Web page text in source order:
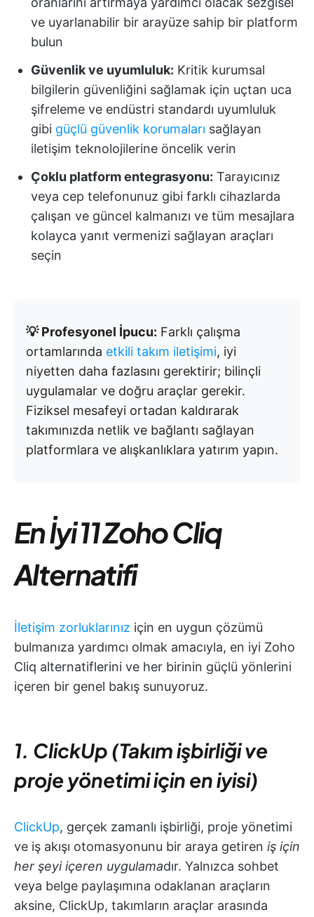
ve uyarlanabilir bir arayüze sahip bir platform
bulun
Güvenlik ve uyumluluk: Kritik kurumsal
bilgilerin güvenliğini sağlamak için uçtan uca
şifreleme ve endüstri standardı uyumluluk
gibi güçlü güvenlik korumaları sağlayan
iletişim teknolojilerine öncelik verin
Çoklu platform entegrasyonu: Tarayıcınız
veya cep telefonunuz gibi farklı cihazlarda
çalışan ve güncel kalmanızı ve tüm mesajlara
kolayca yanıt vermenizi sağlayan araçları
seçin
💡 Profesyonel İpucu: Farklı çalışma
ortamlarında etkili takım iletişimi, iyi
niyetten daha fazlasını gerektirir; bilinçli
uygulamalar ve doğru araçlar gerekir.
Fiziksel mesafeyi ortadan kaldırarak
takımınızda netlik ve bağlantı sağlayan
platformlara ve alışkanlıklara yatırım yapın.
En İyi 11 Zoho Cliq
Alternatifi
İletişim zorluklarınız için en uygun çözümü
bulmanıza yardımcı olmak amacıyla, en iyi Zoho
Cliq alternatiflerini ve her birinin güçlü yönlerini
içeren bir genel bakış sunuyoruz.
1. ClickUp (Takım işbirliği ve
proje yönetimi için en iyisi)
ClickUp, gerçek zamanlı işbirliği, proje yönetimi
ve iş akışı otomasyonunu bir araya getiren iş için
her şeyi içeren uygulamadır. Yalnızca sohbet
veya belge paylaşımına odaklanan araçların
aksine, ClickUp, takımların araçlar arasında